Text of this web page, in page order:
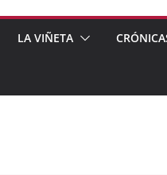
LA VIÑETA